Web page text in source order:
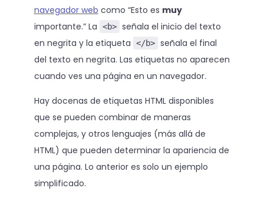
navegador web como “Esto es muy
importante.” La
<b> señala el inicio del texto
en negrita y la etiqueta
</b> señala el final
del texto en negrita. Las etiquetas no aparecen
cuando ves una página en un navegador.
Hay docenas de etiquetas HTML disponibles
que se pueden combinar de maneras
complejas, y otros lenguajes (más allá de
HTML) que pueden determinar la apariencia de
una página. Lo anterior es solo un ejemplo
simplificado.